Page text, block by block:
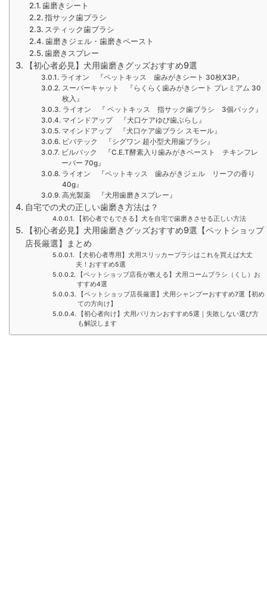
歯磨きシート
指サック歯ブラシ
スティック歯ブラシ
歯磨きジェル・歯磨きペースト
歯磨きスプレー
【初心者必見】犬用歯磨きグッズおすすめ9選
ライオン 『ペットキッス 歯みがきシート 30枚X3P』
スーパーキャット 『らくらく歯みがきシート プレミアム 30
枚入』
ライオン 『 ペットキッス 指サック歯ブラシ 3個パック』
マインドアップ 『犬口ケアゆび歯ぶらし』
マインドアップ 『犬口ケア歯ブラシ スモール』
ビバテック 『シグワン 超小型犬用歯ブラシ』
ビルバック 『C.E.T酵素入り歯みがきペースト チキンフレ
ーバー 70g』
ライオン 『ペットキッス 歯みがきジェル リーフの香り
40g』
高光製薬 『犬用歯磨きスプレー』
自宅での犬の正しい歯磨き方法は？
【初心者でもできる】犬を自宅で歯磨きさせる正しい方法
【初心者必見】犬用歯磨きグッズおすすめ9選【ペットショップ
店長厳選】まとめ
【犬初心者専用】犬用スリッカーブラシはこれを買えば大丈
夫！おすすめ5選
【ペットショップ店長が教える】犬用コームブラシ（くし）お
すすめ4選
【ペットショップ店長厳選】犬用シャンプーおすすめ7選【初め
ての方向け】
【初心者向け】犬用バリカンおすすめ5選｜失敗しない選び方
も解説します